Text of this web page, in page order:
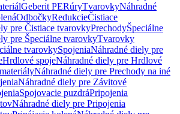
Geberit PERúryTvarovkyNáhradné
OdbočkyRedukcieČistiace
pre Čistiace tvarovkyPrechodyŠpeciálne
pre Špeciálne tvarovkyTvarovky
tvarovkySpojeniaNáhradné diely pre
Hrdlové spojeNáhradné diely pre Hrdlové
Náhradné diely pre Prechody na iné
Náhradné diely pre Závitové
Spojovacie puzdráPripojenia
Náhradné diely pre Pripojenia